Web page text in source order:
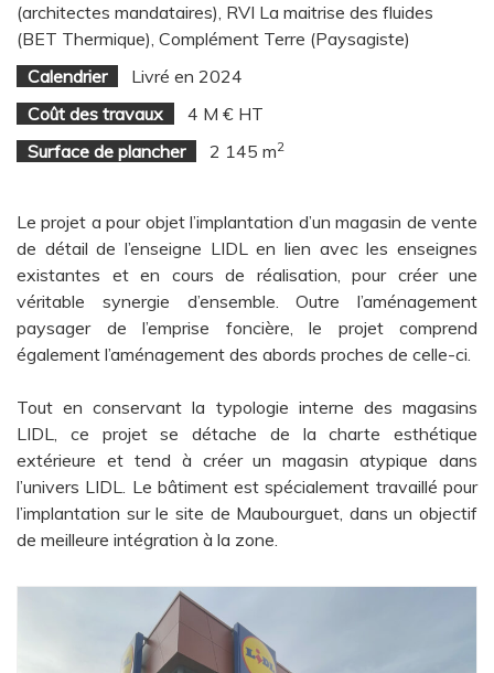
(architectes mandataires), RVI La maitrise des fluides
(BET Thermique), Complément Terre (Paysagiste)
Calendrier
Livré en 2024
Coût des travaux
4 M € HT
Surface de plancher
2 145 m2
Le projet a pour objet l’implantation d’un magasin de vente
de détail de l’enseigne LIDL en lien avec les enseignes
existantes et en cours de réalisation, pour créer une
véritable synergie d’ensemble. Outre l’aménagement
paysager de l’emprise foncière, le projet comprend
également l’aménagement des abords proches de celle-ci.
Tout en conservant la typologie interne des magasins
LIDL, ce projet se détache de la charte esthétique
extérieure et tend à créer un magasin atypique dans
l’univers LIDL. Le bâtiment est spécialement travaillé pour
l’implantation sur le site de Maubourguet, dans un objectif
de meilleure intégration à la zone.